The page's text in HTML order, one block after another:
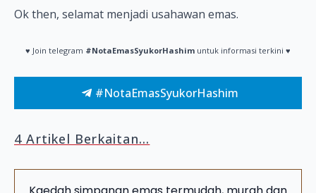
Ok then, selamat menjadi usahawan emas.
♥ Join telegram #NotaEmasSyukorHashim untuk informasi terkini ♥
#NotaEmasSyukorHashim
4 Artikel Berkaitan...